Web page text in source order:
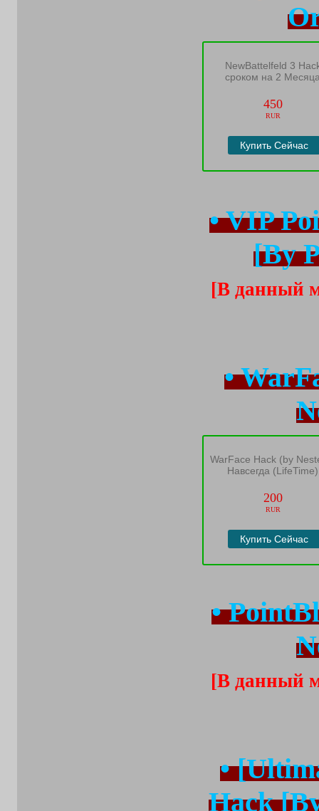
NewBattelfeld 3
сроком на 2
450
RUR
Купить Сейчас
• VIP
[By
[В данный
•
WarFace Hack (by
Навсегда (LifeTime)
200
RUR
Купить Сейчас
•
[В данный
•
Hack